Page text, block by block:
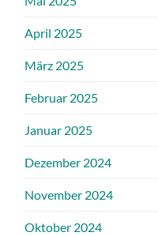
April 2025
März 2025
Februar 2025
Januar 2025
Dezember 2024
November 2024
Oktober 2024